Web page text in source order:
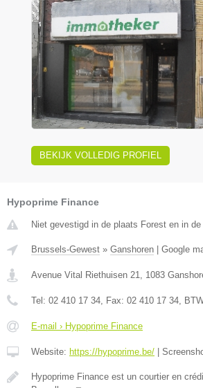
BEKIJK VOLLEDIG PROFIEL
Hypoprime Finance
Niet gevestigd in de plaats Forest en in de
Brussels-Gewest » Ganshoren Google
Avenue Vital Riethuisen 21 1083
Tel: 02 410 17 34 , Fax: 02 410 17 34 ,
E-mail › Hypoprime Finance
Website: https://hypoprime.be/
Hypoprime Finance est un courtier en